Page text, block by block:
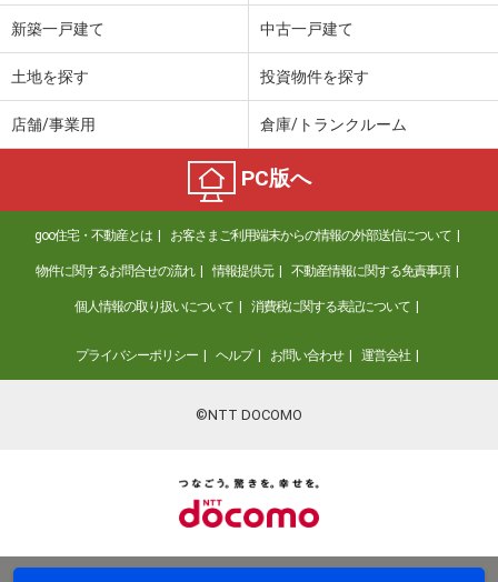
新築一戸建て 中古一戸建て
土地を探す 投資物件を探す
店舗/事業用 倉庫/トランクルーム
PC版へ
goo住宅・不動産とは お客さまご利用端末からの情報の外部送信について
物件に関するお問合せの流れ 情報提供元 不動産情報に関する免責事項
個人情報の取り扱いについて 消費税に関する表記について
プライバシーポリシー ヘルプ お問い合わせ 運営会社
©NTT DOCOMO